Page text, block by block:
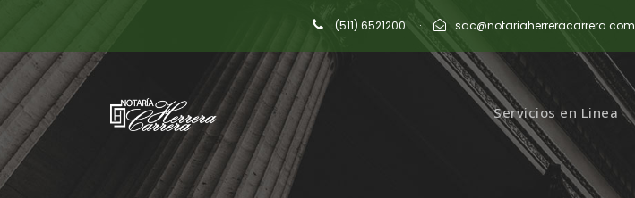
(511) 6521200 · sac@notariaherreracarrera.com
Servicios en Linea